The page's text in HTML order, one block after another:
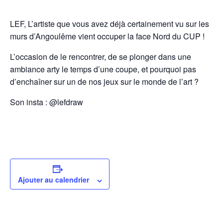
LEF, L’artiste que vous avez déjà certainement vu sur les
murs d’Angoulême vient occuper la face Nord du CUP !
L’occasion de le rencontrer, de se plonger dans une
ambiance arty le temps d’une coupe, et pourquoi pas
d’enchaîner sur un de nos jeux sur le monde de l’art ?
Son insta : @lefdraw
Ajouter au calendrier